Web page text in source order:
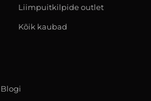
Liimpuitkilpide outlet
Kõik kaubad
Blogi